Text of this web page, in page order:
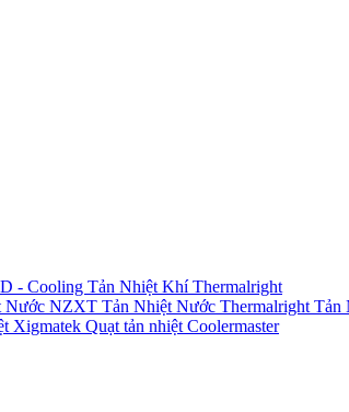
- Cooling Tản Nhiệt Khí Thermalright
Nước NZXT Tản Nhiệt Nước Thermalright Tản
Xigmatek Quạt tản nhiệt Coolermaster